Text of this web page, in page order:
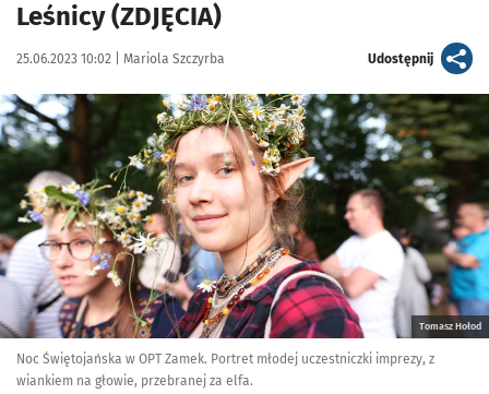
Leśnicy (ZDJĘCIA)
Data publikacji:
25.06.2023 10:02 | Autor:
Mariola Szczyrba Udostępnijartykuł
Kliknij, aby zobaczyć galerię
Tomasz Hołod
Noc Świętojańska w OPT Zamek. Portret młodej uczestniczki imprezy, z
wiankiem na głowie, przebranej za elfa.